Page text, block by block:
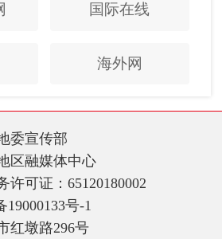
国际在线
海外网
委宣传部
区融媒体中心
许可证：65120180002
19000133号-1
红墩路296号